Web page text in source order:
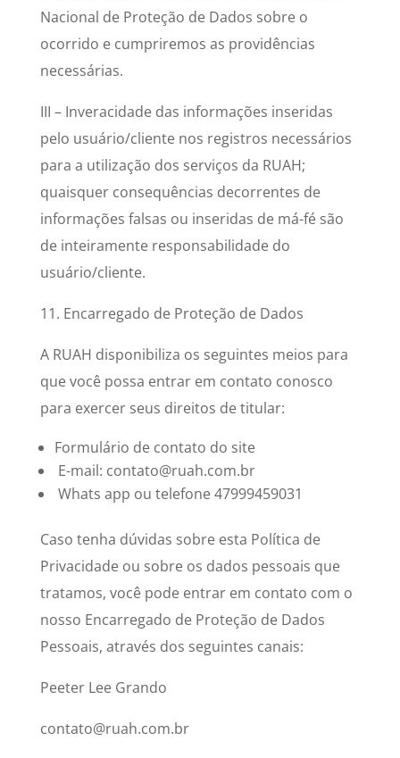
Nacional de Proteção de Dados sobre o
ocorrido e cumpriremos as providências
necessárias.
III – Inveracidade das informações inseridas
pelo usuário/cliente nos registros necessários
para a utilização dos serviços da RUAH;
quaisquer consequências decorrentes de
informações falsas ou inseridas de má-fé são
de inteiramente responsabilidade do
usuário/cliente.
11. Encarregado de Proteção de Dados
A RUAH disponibiliza os seguintes meios para
que você possa entrar em contato conosco
para exercer seus direitos de titular:
Formulário de contato do site
E-mail: contato@ruah.com.br
Whats app ou telefone 47999459031
Caso tenha dúvidas sobre esta Política de
Privacidade ou sobre os dados pessoais que
tratamos, você pode entrar em contato com o
nosso Encarregado de Proteção de Dados
Pessoais, através dos seguintes canais:
Peeter Lee Grando
contato@ruah.com.br